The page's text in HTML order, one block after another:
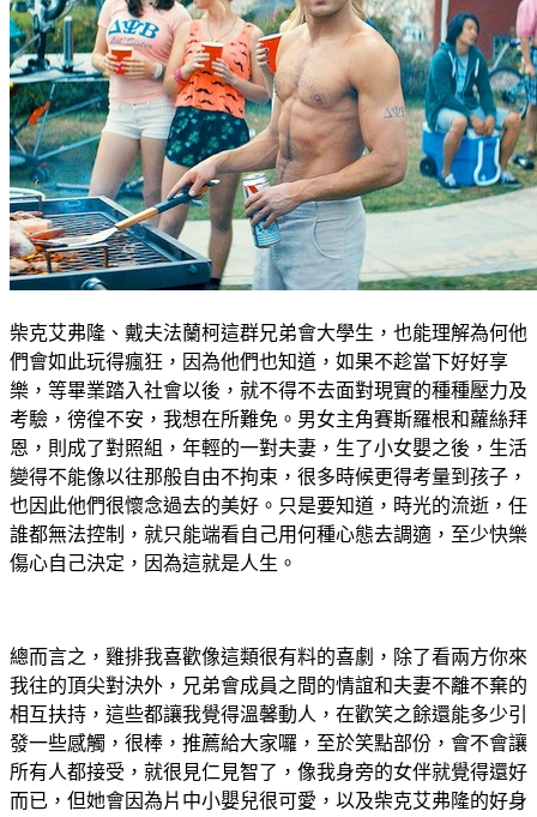
柴克艾弗隆、戴夫法蘭柯這群兄弟會大學生，也能理解為何他
們會如此玩得瘋狂，因為他們也知道，如果不趁當下好好享
樂，等畢業踏入社會以後，就不得不去面對現實的種種壓力及
考驗，徬徨不安，我想在所難免。男女主角賽斯羅根和蘿絲拜
恩，則成了對照組，年輕的一對夫妻，生了小女嬰之後，生活
變得不能像以往那般自由不拘束，很多時候更得考量到孩子，
也因此他們很懷念過去的美好。只是要知道，時光的流逝，任
誰都無法控制，就只能端看自己用何種心態去調適，至少快樂
傷心自己決定，因為這就是人生。
總而言之，雞排我喜歡像這類很有料的喜劇，除了看兩方你來
我往的頂尖對決外，兄弟會成員之間的情誼和夫妻不離不棄的
相互扶持，這些都讓我覺得溫馨動人，在歡笑之餘還能多少引
發一些感觸，很棒，推薦給大家囉，至於笑點部份，會不會讓
所有人都接受，就很見仁見智了，像我身旁的女伴就覺得還好
而已，但她會因為片中小嬰兒很可愛，以及柴克艾弗隆的好身